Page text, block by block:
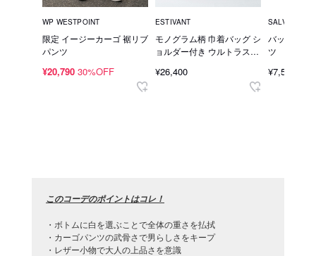
WP WESTPOINT
限定 イージーカーゴ 裾リブ
パンツ
¥20,790 30%OFF
ESTIVANT
モノグラム柄 巾着バッグ シ
ョルダー付き ウルトラスエ
¥26,400
SALVAGE
バックプリ
ツ
¥7,590
このコーデのポイントはコレ！
・ボトムに白を選ぶことで全体の重さを払拭
・カーゴパンツの武骨さで男らしさをキープ
・レザー小物で大人の上品さを意識